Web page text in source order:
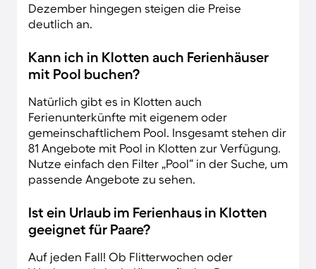
Dezember hingegen steigen die Preise
deutlich an.
Kann ich in Klotten auch Ferienhäuser
mit Pool buchen?
Natürlich gibt es in Klotten auch
Ferienunterkünfte mit eigenem oder
gemeinschaftlichem Pool. Insgesamt stehen dir
81 Angebote mit Pool in Klotten zur Verfügung.
Nutze einfach den Filter „Pool“ in der Suche, um
passende Angebote zu sehen.
Ist ein Urlaub im Ferienhaus in Klotten
geeignet für Paare?
Auf jeden Fall! Ob Flitterwochen oder